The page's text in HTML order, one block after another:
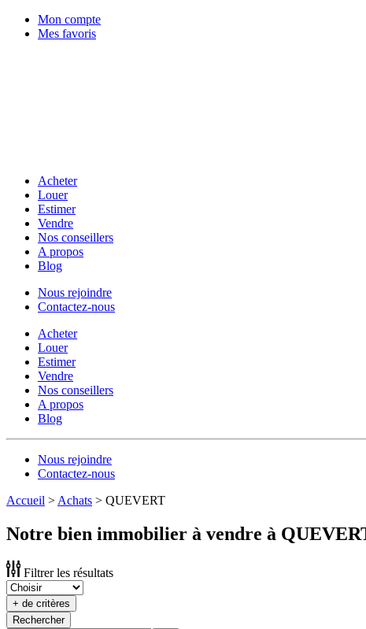
Mon compte
Mes favoris
Acheter
Louer
Estimer
Vendre
Nos conseillers
A propos
Blog
Nous rejoindre
Contactez-nous
Acheter
Louer
Estimer
Vendre
Nos conseillers
A propos
Blog
Nous rejoindre
Contactez-nous
Accueil > Achats > QUEVERT
Notre bien immobilier à vendre à
Filtrer les résultats
+ de critères
Rechercher